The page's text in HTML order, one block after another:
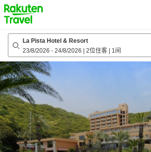
to
top
page
La Pista Hotel & Resort
23/8/2026 - 24/8/2026 2位住客 1间